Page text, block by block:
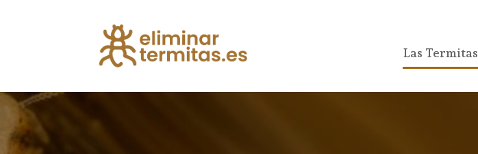
Las Termitas